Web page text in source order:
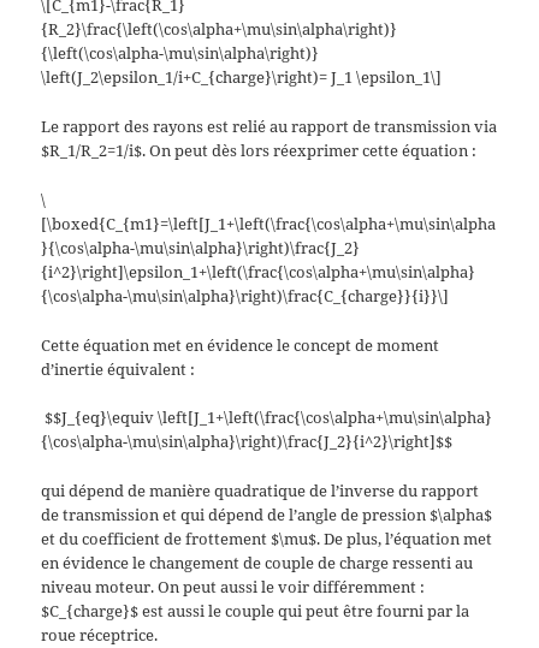
\[C_{m1}-\frac{R_1}
{R_2}\frac{\left(\cos\alpha+\mu\sin\alpha\right)}
{\left(\cos\alpha-\mu\sin\alpha\right)}
\left(J_2\epsilon_1/i+C_{charge}\right)= J_1 \epsilon_1\]
Le rapport des rayons est relié au rapport de transmission via
$R_1/R_2=1/i$. On peut dès lors réexprimer cette équation :
\
[\boxed{C_{m1}=\left[J_1+\left(\frac{\cos\alpha+\mu\sin\alpha
}{\cos\alpha-\mu\sin\alpha}\right)\frac{J_2}
{i^2}\right]\epsilon_1+\left(\frac{\cos\alpha+\mu\sin\alpha}
{\cos\alpha-\mu\sin\alpha}\right)\frac{C_{charge}}{i}}\]
Cette équation met en évidence le concept de moment
d’inertie équivalent :
$$J_{eq}\equiv \left[J_1+\left(\frac{\cos\alpha+\mu\sin\alpha}
{\cos\alpha-\mu\sin\alpha}\right)\frac{J_2}{i^2}\right]$$
qui dépend de manière quadratique de l’inverse du rapport
de transmission et qui dépend de l’angle de pression $\alpha$
et du coefficient de frottement $\mu$. De plus, l’équation met
en évidence le changement de couple de charge ressenti au
niveau moteur. On peut aussi le voir différemment :
$C_{charge}$ est aussi le couple qui peut être fourni par la
roue réceptrice.